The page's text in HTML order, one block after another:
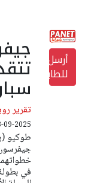
أرسل
للطابعة سباق 100
تقرير
2025 14:07:27
طوكيو
في